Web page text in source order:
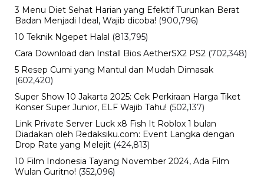
3 Menu Diet Sehat Harian yang Efektif Turunkan Berat
Badan Menjadi Ideal, Wajib dicoba! (900,796)
10 Teknik Ngepet Halal (813,795)
Cara Download dan Install Bios AetherSX2 PS2 (702,348)
5 Resep Cumi yang Mantul dan Mudah Dimasak
(602,420)
Super Show 10 Jakarta 2025: Cek Perkiraan Harga Tiket
Konser Super Junior, ELF Wajib Tahu! (502,137)
Link Private Server Luck x8 Fish It Roblox 1 bulan
Diadakan oleh Redaksiku.com: Event Langka dengan
Drop Rate yang Melejit (424,813)
10 Film Indonesia Tayang November 2024, Ada Film
Wulan Guritno! (352,096)